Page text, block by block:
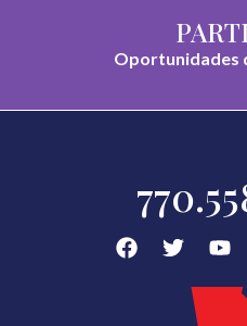
Oportunidades